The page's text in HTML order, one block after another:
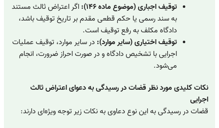
توقیف اجباری (موضوع ماده ۱۴۶):
اگر اعتراض ثالث مستند
به سند رسمی یا حکم قطعی مقدم بر تاریخ توقیف باشد،
دادگاه مکلف به رفع توقیف است.
توقیف اختیاری (سایر موارد): در سایر موارد، توقیف عملیات
اجرایی با تشخیص دادگاه و در صورت احراز ضرورت، انجام
می‌شود.
نکات کلیدی مورد نظر قضات در رسیدگی به دعوای اعتراض ثالث
اجرایی
قضات در رسیدگی به این نوع دعاوی به نکات زیر توجه ویژه‌ای دارند: